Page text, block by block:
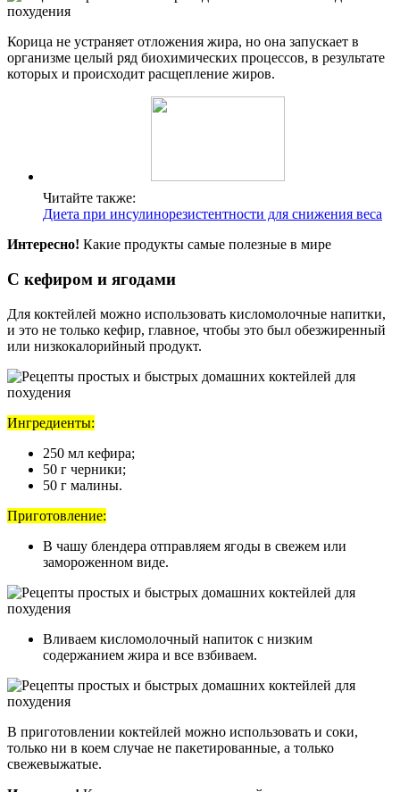
Корица не устраняет отложения жира, но она запускает в
организме целый ряд биохимических процессов, в результате
которых и происходит расщепление жиров.
Читайте также:
Диета при инсулинорезистентности для снижения веса
Интересно! Какие продукты самые полезные в мире
С кефиром и ягодами
Для коктейлей можно использовать кисломолочные напитки,
и это не только кефир, главное, чтобы это был обезжиренный
или низкокалорийный продукт.
Ингредиенты:
250 мл кефира;
50 г черники;
50 г малины.
Приготовление:
В чашу блендера отправляем ягоды в свежем или
замороженном виде.
Вливаем кисломолочный напиток с низким
содержанием жира и все взбиваем.
В приготовлении коктейлей можно использовать и соки,
только ни в коем случае не пакетированные, а только
свежевыжатые.